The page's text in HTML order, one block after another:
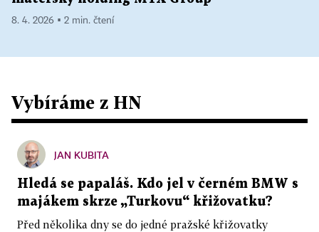
8. 4. 2026 ▪ 2 min. čtení
Vybíráme z HN
JAN KUBITA
Hledá se papaláš. Kdo jel v černém BMW s
majákem skrze „Turkovu“ křižovatku?
Před několika dny se do jedné pražské křižovatky